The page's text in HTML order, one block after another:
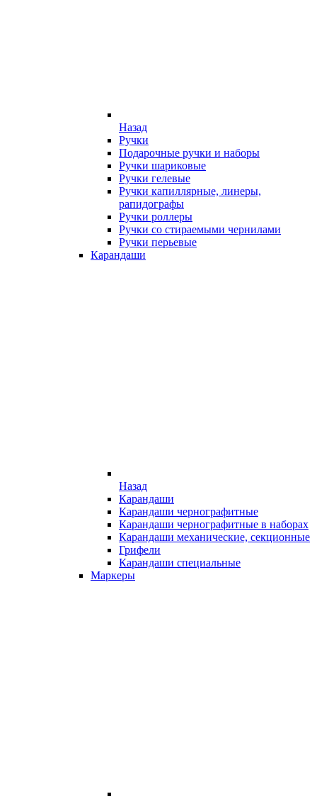
Назад
Ручки
Подарочные ручки и наборы
Ручки шариковые
Ручки гелевые
Ручки капиллярные, линеры,
рапидографы
Ручки роллеры
Ручки со стираемыми чернилами
Ручки перьевые
Карандаши
Назад
Карандаши
Карандаши чернографитные
Карандаши чернографитные в наборах
Карандаши механические, секционные
Грифели
Карандаши специальные
Маркеры